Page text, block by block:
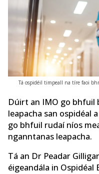
Tá ospidéil timpeall na tíre faoi
Dúirt an IMO go bhfuil
leapacha san ospidéal
go bhfuil rudaí níos
nganntanas leapacha.
Tá an Dr Peadar
éigeandála in Ospidéal